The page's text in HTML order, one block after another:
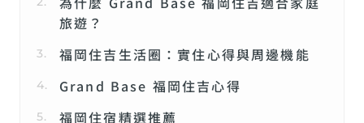
旅遊？
福岡住吉生活圈：實住心得與周邊機能
Grand Base 福岡住吉心得
福岡住宿精選推薦